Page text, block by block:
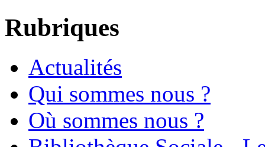
Rubriques
Actualités
Qui sommes nous ?
Où sommes nous ?